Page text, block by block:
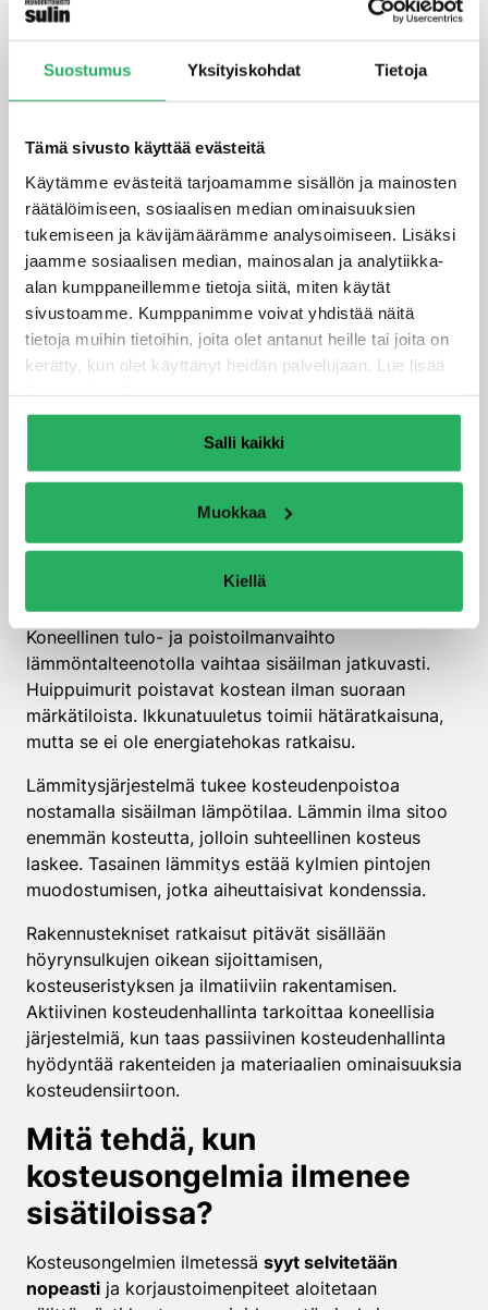
Suostumus Yksityiskohdat Tietoja
Tämä sivusto käyttää evästeitä
Käytämme evästeitä tarjoamamme sisällön ja mainosten
räätälöimiseen, sosiaalisen median ominaisuuksien
tukemiseen ja kävijämäärämme analysoimiseen. Lisäksi
jaamme sosiaalisen median, mainosalan ja analytiikka-
alan kumppaneillemme tietoja siitä, miten käytät
sivustoamme. Kumppanimme voivat yhdistää näitä
tietoja muihin tietoihin, joita olet antanut heille tai joita on
kerätty, kun olet käyttänyt heidän palvelujaan. Lue lisää
Salli kaikki
Muokkaa
Kiellä
hyväksytään tilapäisesti 60–70 prosenttia
ruoanlaiton aikana. Märkätiloissa kosteus voi nousta
hetkellisesti 80–90 prosenttiin, mutta sen tulee
kosteusmittareilla, jotka voivat olla yhteydessä
älykotijärjestelmiin. Hälytysjärjestelmät varoittavat,
kun kosteus nousee liian korkeaksi tai laskee liian
matalaksi. Mobiilisovellukset mahdollistavat
kosteudenarvojen seuraamisen etänä ja
historiatietojen tarkastelun.
Millä keinoin kosteutta voi
hallita tehokkaasti
sisätiloissa?
lämmityksen ja kosteuseristyksenyhdistelmällä.
Koneellinen ilmanvaihto poistaa kostean ilman ja tuo
tilalle kuivempaa ulkoilmaa. Lämmitys nostaa ilman
Ilmanvaihto on tehokkain kosteudenhallinnan keino.
Koneellinen tulo- ja poistoilmanvaihto
lämmöntalteenotolla vaihtaa sisäilman jatkuvasti.
Huippuimurit poistavat kostean ilman suoraan
märkätiloista. Ikkunatuuletus toimii hätäratkaisuna,
mutta se ei ole energiatehokas ratkaisu.
Lämmitysjärjestelmä tukee kosteudenpoistoa
nostamalla sisäilman lämpötilaa. Lämmin ilma sitoo
enemmän kosteutta, jolloin suhteellinen kosteus
laskee. Tasainen lämmitys estää kylmien pintojen
muodostumisen, jotka aiheuttaisivat kondenssia.
Rakennustekniset ratkaisut pitävät sisällään
höyrynsulkujen oikean sijoittamisen,
kosteuseristyksen ja ilmatiiviin rakentamisen.
Aktiivinen kosteudenhallinta tarkoittaa koneellisia
järjestelmiä, kun taas passiivinen kosteudenhallinta
hyödyntää rakenteiden ja materiaalien ominaisuuksia
kosteudensiirtoon.
Mitä tehdä, kun
kosteusongelmia ilmenee
sisätiloissa?
Kosteusongelmien ilmetessä syyt selvitetään
nopeasti ja korjaustoimenpiteet aloitetaan